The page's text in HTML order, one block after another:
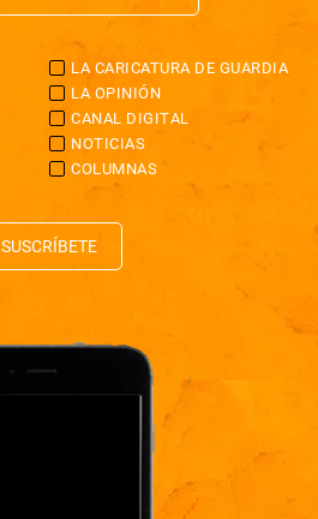
LA CARICATURA DE GUARDIA
LA OPINIÓN
CANAL DIGITAL
NOTICIAS
COLUMNAS
SUSCRÍBETE